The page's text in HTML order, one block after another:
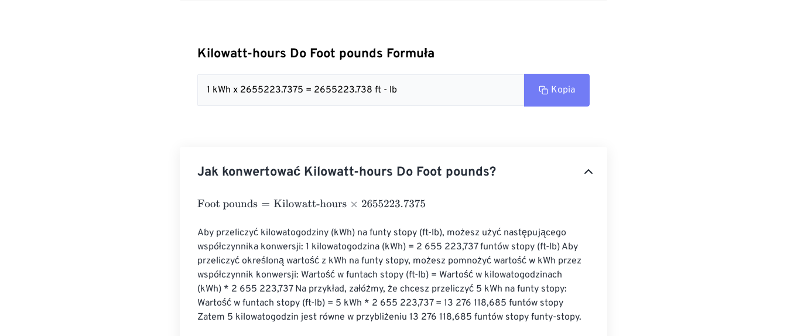
Kilowatt-hours Do Foot pounds Formuła
1 kWh x 2655223.7375 = 2655223.738 ft - lb Kopia
Jak konwertować Kilowatt-hours Do Foot pounds?
Foot pounds=Kilowatt-hours×2655223.7375
Aby przeliczyć kilowatogodziny (kWh) na funty stopy (ft-lb), możesz użyć następującego
współczynnika konwersji: 1 kilowatogodzina (kWh) = 2 655 223,737 funtów stopy (ft-lb) Aby
przeliczyć określoną wartość z kWh na funty stopy, możesz pomnożyć wartość w kWh przez
współczynnik konwersji: Wartość w funtach stopy (ft-lb) = Wartość w kilowatogodzinach
(kWh) * 2 655 223,737 Na przykład, załóżmy, że chcesz przeliczyć 5 kWh na funty stopy:
Wartość w funtach stopy (ft-lb) = 5 kWh * 2 655 223,737 = 13 276 118,685 funtów stopy
Zatem 5 kilowatogodzin jest równe w przybliżeniu 13 276 118,685 funtów stopy funty-stopy.